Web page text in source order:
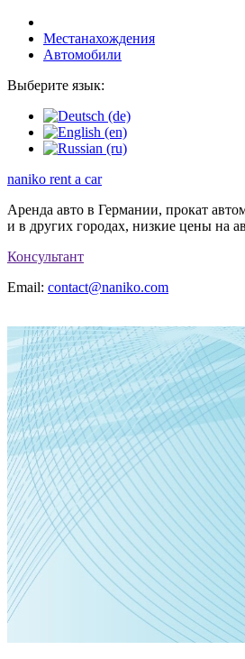
Местанахождения
Автомобили
Выберите язык:
naniko rent a car
Аренда авто в Германии, прокат
и в других городах, низкие цены на
Консультант
Email: contact@naniko.com